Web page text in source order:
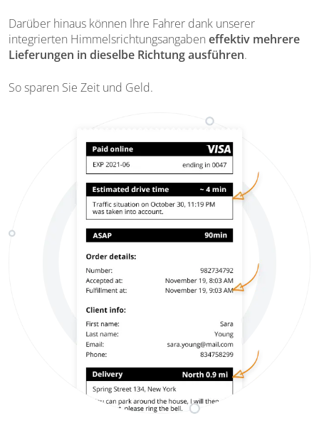
Darüber hinaus können Ihre Fahrer dank unserer
integrierten Himmelsrichtungsangaben effektiv mehrere
Lieferungen in dieselbe Richtung ausführen.
So sparen Sie Zeit und Geld.